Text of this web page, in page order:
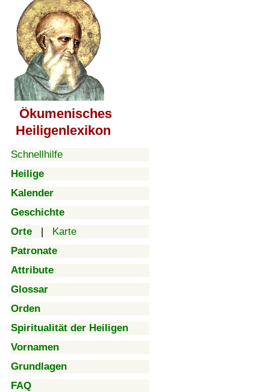
Ökumenisches
Heiligenlexikon
Schnellhilfe
Heilige
Kalender
Geschichte
Orte | Karte
Patronate
Attribute
Glossar
Orden
Spiritualität der Heiligen
Vornamen
Grundlagen
FAQ